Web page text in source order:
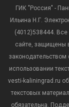
ГИК "Россия" -
Ильина Н.Г.
(4012)538444.
сайте, защищены
использовании
vesti-kaliningrad.ru
текстовых
обязательна.